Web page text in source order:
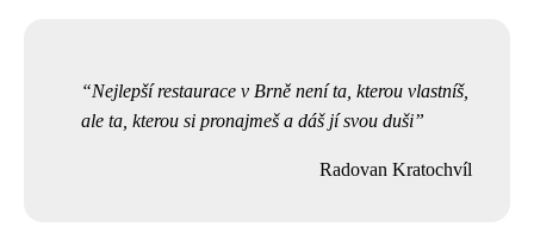
Nejlepší restaurace v Brně není ta, kterou vlastníš,
ale ta, kterou si pronajmeš a dáš jí svou duši
Radovan Kratochvíl